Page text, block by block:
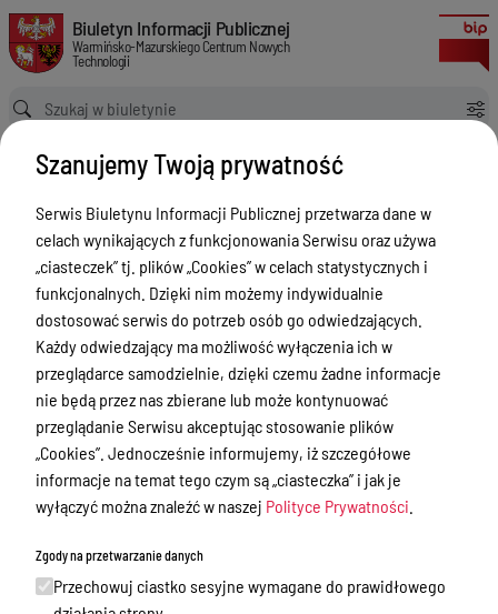
Szacowanie na dostawę 1 szt. rocznej licencji Professional do obecnie
Biuletyn Informacji Publicznej Warmińsko-Mazurskiego Centrum
Biuletyn Informacji Publicznej
Warmińsko-Mazurskiego Centrum Nowych
Technologii
Ścieżka powrotu
Strona główna
Zamówienia publiczne
Szacowanie na dostawę 1 szt. rocznej licencji Professional do obecnie używanego przez Zamawiającego oprogramowania Observium Community Edition
Zamówienia publiczne
Menu Przedmiotowe
Statut
Akty prawne
Regulamin organizacyjny
Finanse i Majątek
Zadania wspólne
Biura
Zamówienia publiczne
Szanujemy Twoją prywatność
Serwis Biuletynu Informacji Publicznej przetwarza dane w
celach wynikających z funkcjonowania Serwisu oraz używa
„ciasteczek” tj. plików „Cookies” w celach statystycznych i
funkcjonalnych. Dzięki nim możemy indywidualnie
dostosować serwis do potrzeb osób go odwiedzających.
Każdy odwiedzający ma możliwość wyłączenia ich w
przeglądarce samodzielnie, dzięki czemu żadne informacje
nie będą przez nas zbierane lub może kontynuować
przeglądanie Serwisu akceptując stosowanie plików
„Cookies”. Jednocześnie informujemy, iż szczegółowe
informacje na temat tego czym są „ciasteczka” i jak je
wyłączyć można znaleźć w naszej Polityce Prywatności
Zgody na przetwarzanie danych
Przechowuj ciastko sesyjne wymagane do prawidłowego